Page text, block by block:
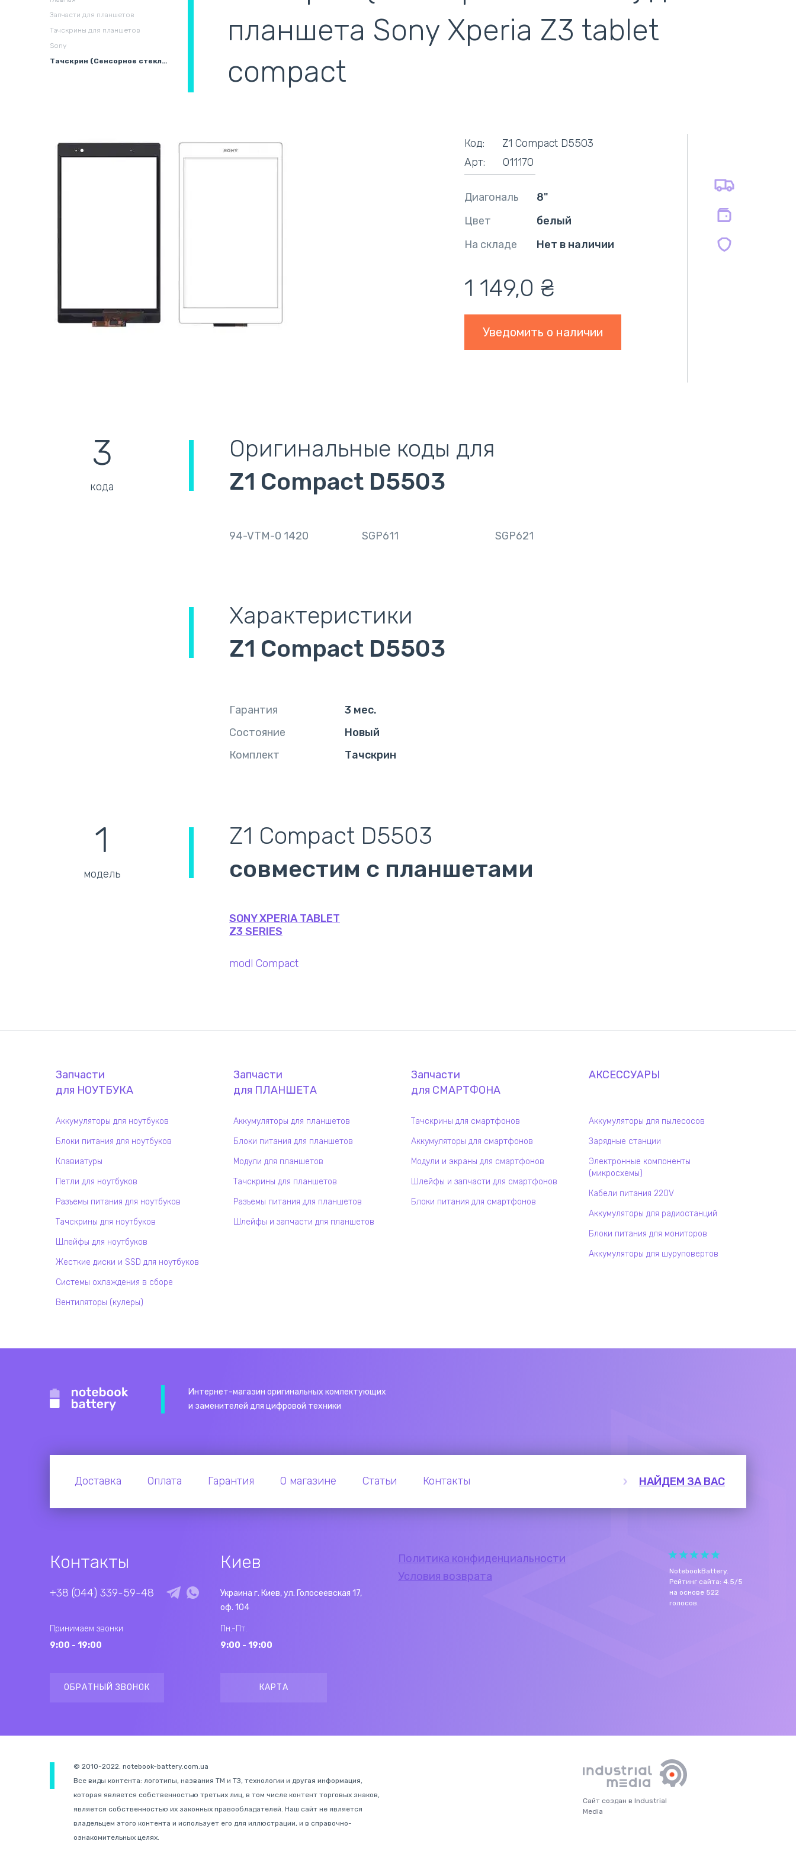
охлаждения в сборе
Запчасти для планшетов
Тачскрины для планшетов
Sony
Тачскрин (Сенсорное стекло) для планшета Sony Xperia Z3 tablet compact
планшета Sony Xperia Z3 tablet
compact
Код:
Z1 Compact D5503
Арт:
011170
Диагональ
8"
Цвет
белый
На складе
Нет в наличии
1 149,0 ₴
Уведомить о наличии
самовывоз из новой почты
безналичный расчёт
3
кода
Оригинальные коды для
Z1 Compact D5503
94-VTM-0 1420 SGP611 SGP621
Характеристики
Z1 Compact D5503
Гарантия
3 мес.
Состояние
Новый
Комплект
Тачскрин
1
модель
Z1 Compact D5503
совместим с планшетами
SONY XPERIA TABLET
Z3 SERIES
modl Compact
Запчасти
для НОУТБУКА
Аккумуляторы для ноутбуков
Блоки питания для ноутбуков
Клавиатуры
Петли для ноутбуков
Разъемы питания для ноутбуков
Тачскрины для ноутбуков
Шлейфы для ноутбуков
Жесткие диски и SSD для ноутбуков
Системы охлаждения в сборе
Вентиляторы (кулеры)
Запчасти
для ПЛАНШЕТА
Аккумуляторы для планшетов
Блоки питания для планшетов
Модули для планшетов
Тачскрины для планшетов
Разъемы питания для планшетов
Шлейфы и запчасти для планшетов
Запчасти
для СМАРТФОНА
Тачскрины для смартфонов
Аккумуляторы для смартфонов
Модули и экраны для смартфонов
Шлейфы и запчасти для смартфонов
Блоки питания для смартфонов
АКСЕССУАРЫ
Аккумуляторы для пылесосов
Зарядные станции
Электронные компоненты
(микросхемы)
Кабели питания 220V
Аккумуляторы для радиостанций
Блоки питания для мониторов
Аккумуляторы для шуруповертов
Интернет-магазин оригинальных комлектующих
и заменителей для цифровой техники
Доставка Оплата Гарантия О магазине Статьи Контакты НАЙДЕМ ЗА ВАС
Контакты
+38 (044) 339-59-48
Принимаем звонки
9:00 - 19:00
ОБРАТНЫЙ ЗВОНОК
Киев
Украина г. Киев, ул. Голосеевская 17,
оф. 104
Пн.-Пт.
9:00 - 19:00
КАРТА
Политика конфиденциальности
Условия возврата
NotebookBattery.
Рейтинг сайта: 4.5/5
на основе 522
голосов.
© 2010-2022. notebook-battery.com.ua
Все виды контента: логотипы, названия ТМ и ТЗ, технологии и другая информация,
которая является собственностью третьих лиц, в том числе контент торговых знаков,
является собственностью их законных правообладателей. Наш сайт не является
владельцем этого контента и использует его для иллюстрации, и в справочно-
ознакомительных целях.
Сайт создан в Industrial
Media